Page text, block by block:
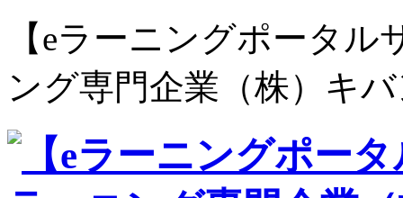
【eラーニングポータル
ング専門企業（株）キ